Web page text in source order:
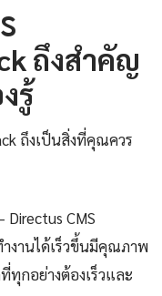
ถึงสำคัญ
รู้
ถึงเป็นสิ่งที่คุณควร
Directus CMS
งานได้เร็วขึ้นมีคุณภาพ
กอย่างต้องเร็วและ